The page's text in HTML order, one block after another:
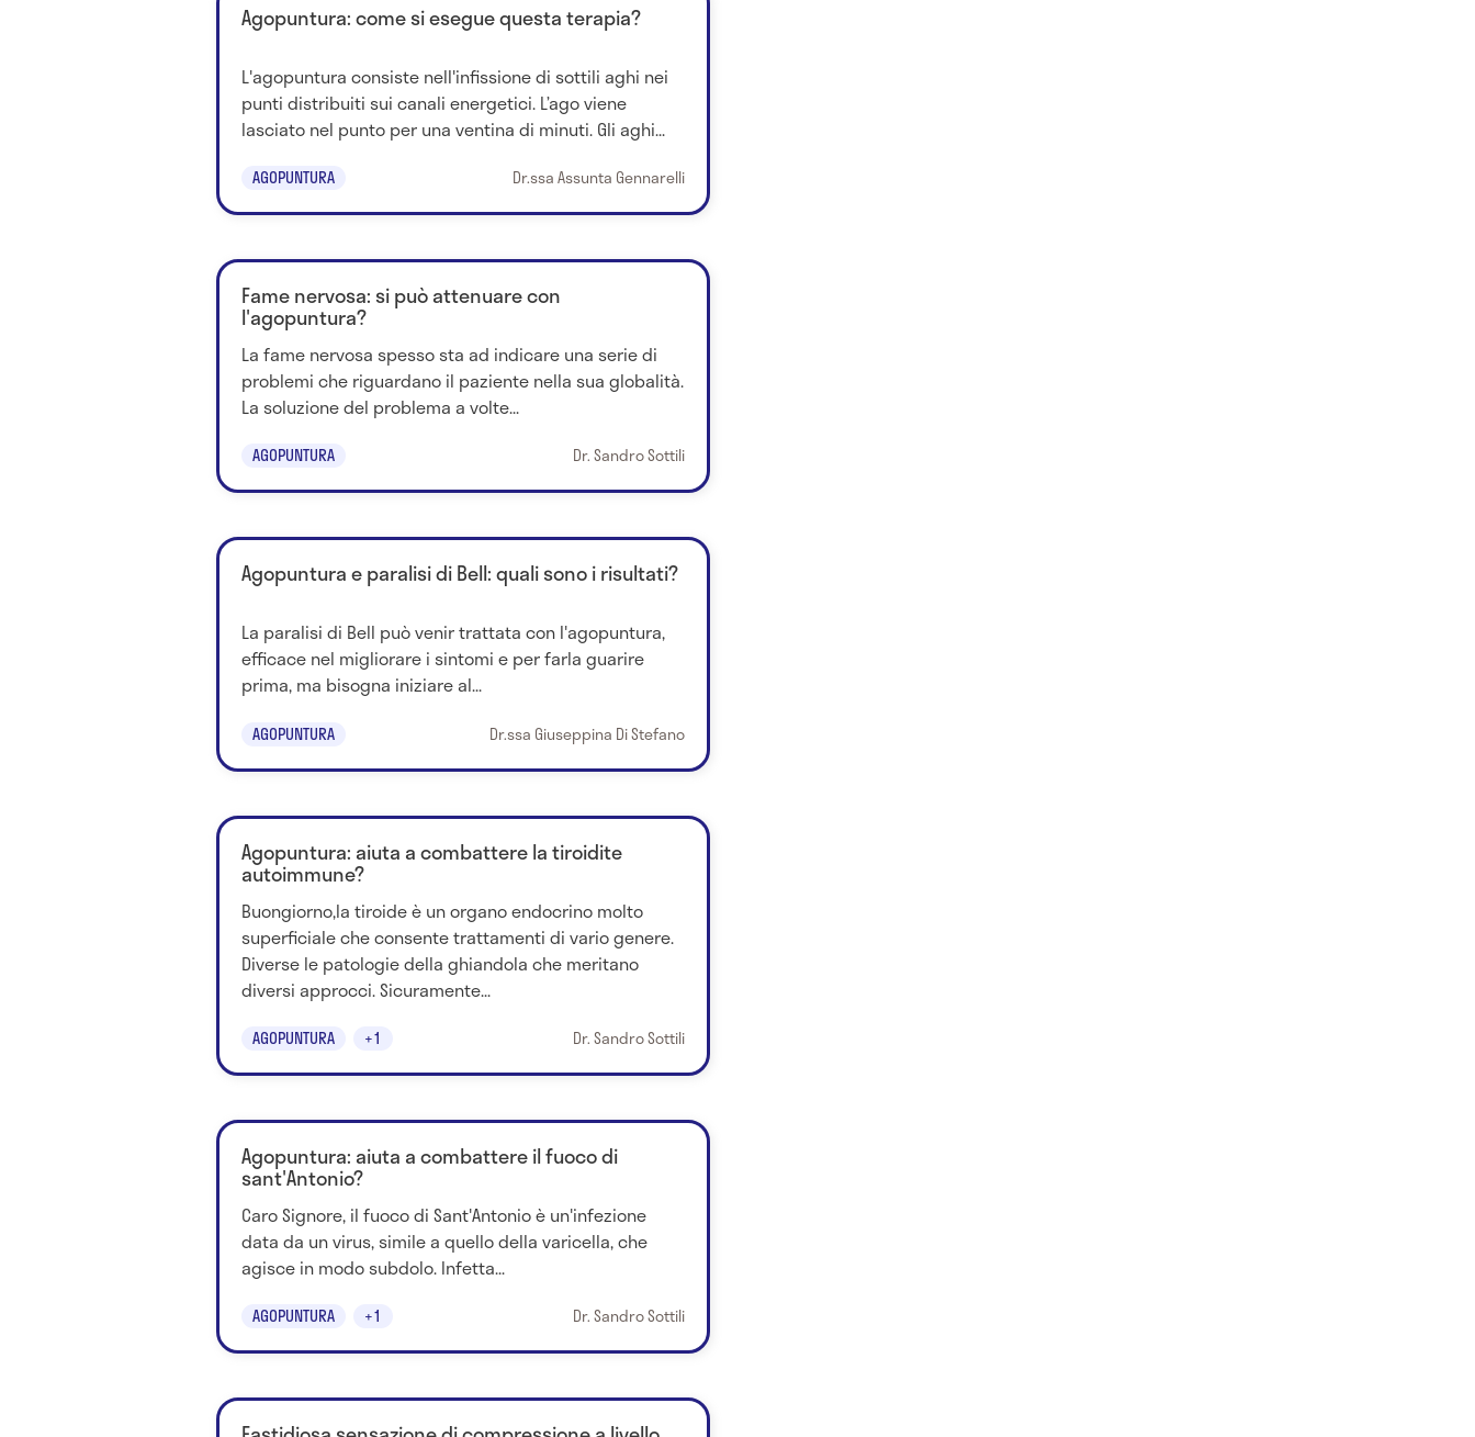
Agopuntura: come si esegue questa terapia?
L'agopuntura consiste nell'infissione di sottili aghi nei
punti distribuiti sui canali energetici. L’ago viene
lasciato nel punto per una ventina di minuti. Gli aghi...
AGOPUNTURA Dr.ssa Assunta Gennarelli
Fame nervosa: si può attenuare con
l'agopuntura?
La fame nervosa spesso sta ad indicare una serie di
problemi che riguardano il paziente nella sua globalità.
La soluzione del problema a volte...
AGOPUNTURA Dr. Sandro Sottili
Agopuntura e paralisi di Bell: quali sono i risultati?
La paralisi di Bell può venir trattata con l'agopuntura,
efficace nel migliorare i sintomi e per farla guarire
prima, ma bisogna iniziare al...
AGOPUNTURA Dr.ssa Giuseppina Di Stefano
Agopuntura: aiuta a combattere la tiroidite
autoimmune?
Buongiorno,la tiroide è un organo endocrino molto
superficiale che consente trattamenti di vario genere.
Diverse le patologie della ghiandola che meritano
diversi approcci. Sicuramente...
AGOPUNTURA +1 Dr. Sandro Sottili
Agopuntura: aiuta a combattere il fuoco di
sant'Antonio?
Caro Signore, il fuoco di Sant'Antonio è un'infezione
data da un virus, simile a quello della varicella, che
agisce in modo subdolo. Infetta...
AGOPUNTURA +1 Dr. Sandro Sottili